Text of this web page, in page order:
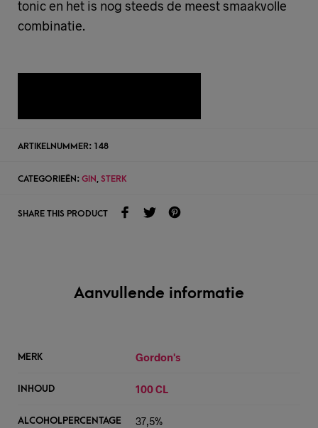
tonic en het is nog steeds de meest smaakvolle
combinatie.
ARTIKELNUMMER: 148
CATEGORIEËN: GIN, STERK
SHARE THIS PRODUCT
Aanvullende informatie
MERK Gordon's
INHOUD 100 CL
ALCOHOLPERCENTAGE 37,5%